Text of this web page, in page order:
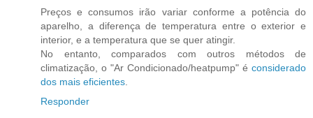
Preços e consumos irão variar conforme a potência do
aparelho, a diferença de temperatura entre o exterior e
interior, e a temperatura que se quer atingir.
No entanto, comparados com outros métodos de
climatização, o "Ar Condicionado/heatpump" é considerado
dos mais eficientes.
Responder